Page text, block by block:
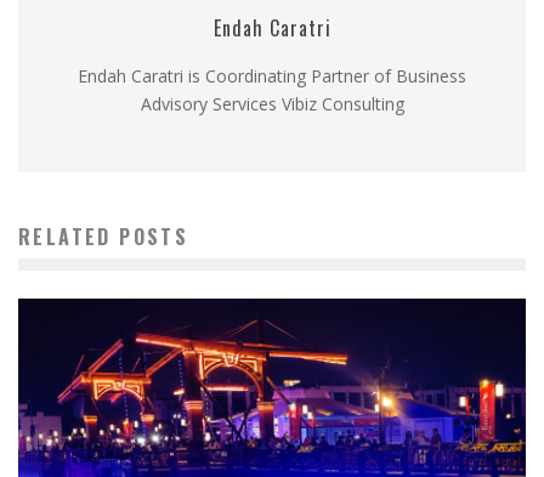
Endah Caratri
Endah Caratri is Coordinating Partner of Business
Advisory Services Vibiz Consulting
RELATED POSTS